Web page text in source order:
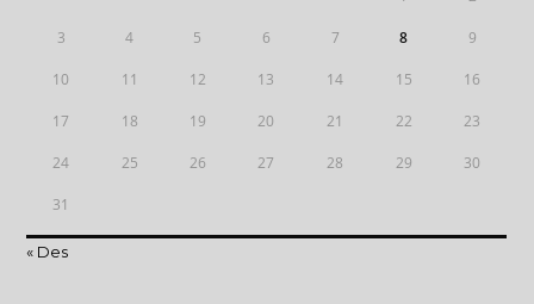
3 4 5 6 7 8 9
10 11 12 13 14 15 16
17 18 19 20 21 22 23
24 25 26 27 28 29 30
31
« Des